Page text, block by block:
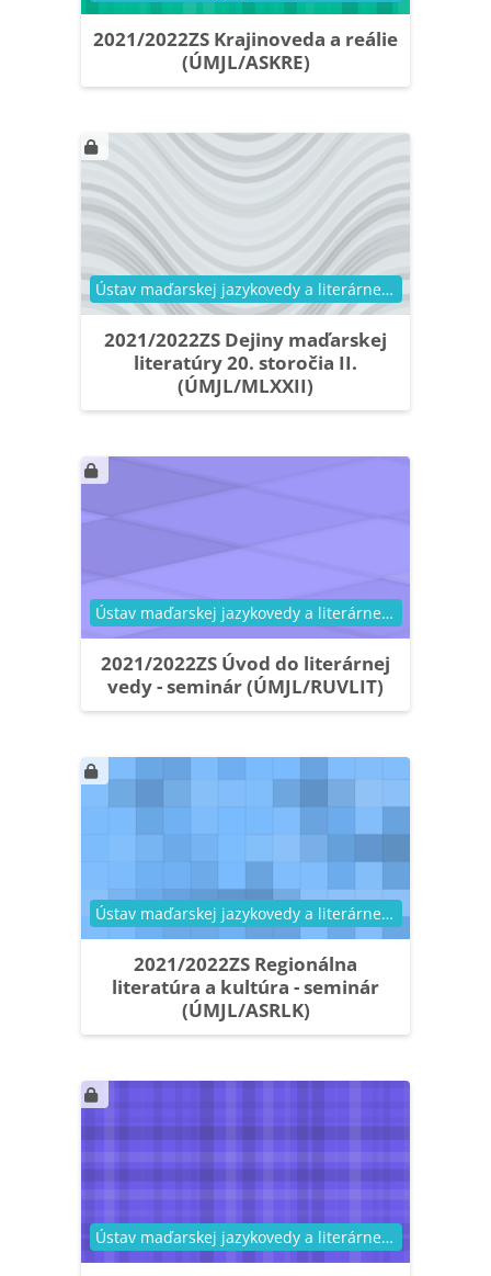
2021/2022ZS Krajinoveda a reálie
(ÚMJL/ASKRE)
2021/2022ZS Dejiny maďarskej
literatúry 20. storočia II.
(ÚMJL/MLXXII)
Kategória kurzu Ústav maďarskej jazykovedy a literárnej vedy
2021/2022ZS Úvod do literárnej
vedy - seminár (ÚMJL/RUVLIT)
Kategória kurzu Ústav maďarskej jazykovedy a literárnej vedy
2021/2022ZS Regionálna
literatúra a kultúra - seminár
(ÚMJL/ASRLK)
Kategória kurzu Ústav maďarskej jazykovedy a literárnej vedy
Kategória kurzu Ústav maďarskej jazykovedy a literárnej vedy